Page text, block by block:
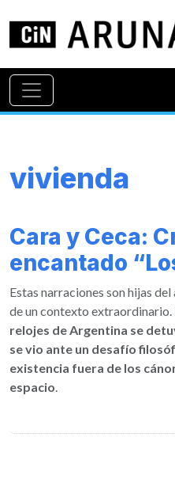
vivienda
Cara y Ceca:
encantado
Estas narraciones son hijas
de un contexto extraordinario.
relojes de Argentina se
se vio ante un desafío
existencia fuera de los
espacio.